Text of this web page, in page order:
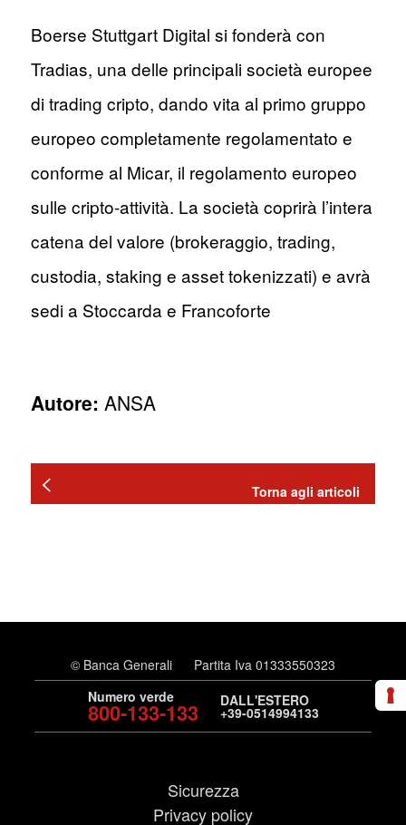
Boerse Stuttgart Digital si fonderà con
Tradias, una delle principali società europee
di trading cripto, dando vita al primo gruppo
europeo completamente regolamentato e
conforme al Micar, il regolamento europeo
sulle cripto-attività. La società coprirà l’intera
catena del valore (brokeraggio, trading,
custodia, staking e asset tokenizzati) e avrà
sedi a Stoccarda e Francoforte
Autore: ANSA
Torna agli articoli
© Banca Generali
Partita Iva 01333550323
Numero verde
800-133-133 DALL'ESTERO
+39-0514994133
Sicurezza
Privacy policy